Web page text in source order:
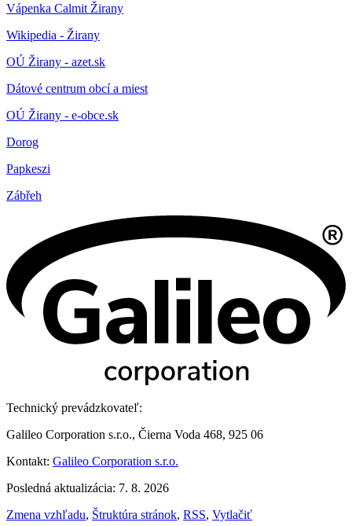
Vápenka Calmit Žirany
Wikipedia - Žirany
OÚ Žirany - azet.sk
Dátové centrum obcí a miest
OÚ Žirany - e-obce.sk
Dorog
Papkeszi
Zábřeh
Technický prevádzkovateľ:
Galileo Corporation s.r.o., Čierna Voda 468, 925 06
Kontakt: Galileo Corporation s.r.o.
Posledná aktualizácia: 7. 8. 2026
Zmena vzhľadu, Štruktúra stránok, RSS, Vytlačiť